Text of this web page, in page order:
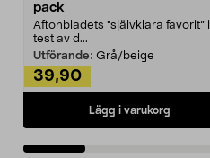
pack
Aftonbladets "självklara favorit” i
test av d...
Utförande: Grå/beige
39,90
Lägg i varukorg